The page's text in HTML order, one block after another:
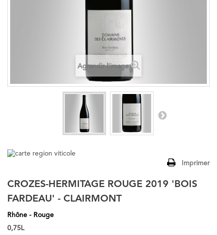
Agrandir l'image
Imprimer
CROZES-HERMITAGE ROUGE 2019 'BOIS
FARDEAU' - CLAIRMONT
Rhône - Rouge
0,75L